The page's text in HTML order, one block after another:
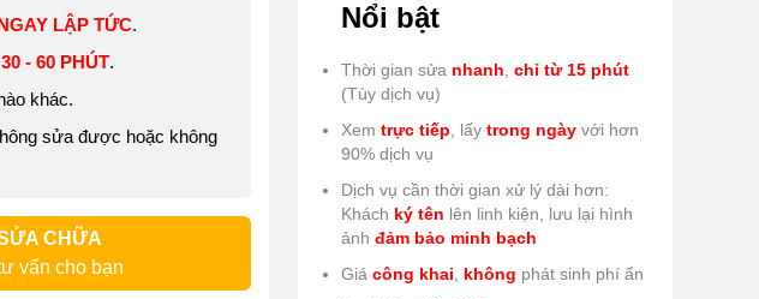
LẬP TỨC.
30 - 60 PHÚT.
khác.
sửa được hoặc không
CHỮA
vấn cho bạn
Nổi bật
Thời gian sửa nhanh chỉ từ 15 phút
(Tùy dịch vụ)
Xem trực tiếp , lấy trong ngày với hơn
90% dịch vụ
Dịch vụ cần thời gian xử lý dài hơn:
Khách ký tên lên linh kiện, lưu lại hình
ảnh đảm bảo minh bạch
Giá công khai không phát sinh phí ẩn